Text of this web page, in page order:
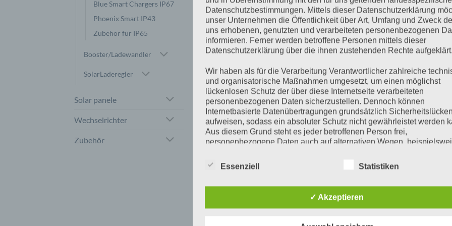
Blue Smart Chargers IP67
Phoenix Smart IP43
Zubehör für IP65
Booster/Ladewandler
SolarLaderegler
Solar panele
Wechselrichter
Zubehör
BLUE SMART CHARGERS IP22
Blue Smart IP22 Charger
24/8(1) 230V CEE 7/7
€135,01 inkl 20% Mwst
IN DEN WARENKORB
BLUE SMART CHARGERS IP22
Blue Smart IP22 Charger
24/16(3) 230V CEE 7/7
€226,00 inkl 20% Mwst
IN DEN WARENKORB
Blue
24/
€167,01
IN DEN
Blue Smart IP22 Charger
inkl 20% Mwst
Blue Smart IP22 Charger
inkl 20% Mwst
Datenschutzbestimmungen. Mittels dieser Datenschutzerklärung
unser Unternehmen die Öffentlichkeit über Art, Umfang und Zweck
uns erhobenen, genutzten und verarbeiteten personenbezogenen
informieren. Ferner werden betroffene Personen mittels dieser
Datenschutzerklärung über die ihnen zustehenden Rechte aufgeklärt.
Wir haben als für die Verarbeitung Verantwortlicher zahlreiche
und organisatorische Maßnahmen umgesetzt, um einen möglichst
lückenlosen Schutz der über diese Internetseite verarbeiteten
personenbezogenen Daten sicherzustellen. Dennoch können
Internetbasierte Datenübertragungen grundsätzlich Sicherheitslücken
aufweisen, sodass ein absoluter Schutz nicht gewährleistet werden
Aus diesem Grund steht es jeder betroffenen Person frei,
personenbezogene Daten auch auf alternativen Wegen,
Begriffsbestimmungen
Die Datenschutzerklärung beruht auf den Begrifflichkeiten, die durch
Europäischen Richtlinien- und Verordnungsgeber beim Erlass der
Datenschutzerklärung soll sowohl für die Öffentlichkeit als auch für
Essenziell Statistiken
✓ Akzeptieren